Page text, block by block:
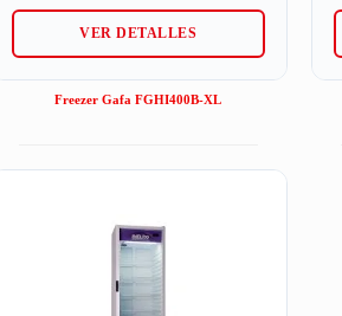
VER DETALLES
Freezer Gafa FGHI400B-XL